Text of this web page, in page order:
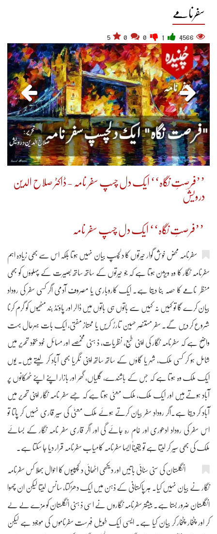
سفرنامے
4566
5
’’فرصتِ نگاہ‘‘ ایک دل چسپ سفر نامہ - ڈاکٹر صلاح الدین
درویشؔ
’’فرصتِ نگاہ‘‘ ایک دل چسپ سفر نامہ
سفرنامہ محض خوش گوار حیرتوں کا دلچسپ بیان نہیں ہوتا بلکہ اس سے بھی زیادہ اہم
سفرنامہ نگار کا وہ ویژن ہوتا ہے کہ جو حیرتوں کے ساتھ ساتھ بصیرت کے پہلوؤں کو بھی
منظر نامے کا حصہ بنا دیتا ہے۔ ایک کاروباری یا مصروف آدمی اگر کسی سفر کی روداد
بیان کرے گا تو کہیں نہ کہیں سے باتوں ہی باتوں میں ڈالر اور پاؤنڈ بند مٹھیوں کو گرم کرنا
شروع کر دیں گے۔ سفر مستنصر حسین تارڑ کریں یا ممتاز مفتی، ایک بات بہرحال بہت
واضح ہے کہ سفرنامہ نگار کی اپنی طبع، نظریات، ذ ہنی مخمصے اور مسائل خود بخود تحریر میں
شامل ہو کر کسی ملک، شہر یا گاؤں کے ساتھ ساتھ اپنی نگریا بھی آباد کر لیتے ہیں۔ یوں
ایک ملک وہ ہوتا ہے کہ جس کے باشندے، گلیاں، گھر اور بازار اپنے اپنے ٹھکانوں پر
آباد ہوتے ہیں اور ایک ملک، ملک معنیٰ ہوتا ہے کہ جسے سفر نامہ نگار اپنی تحریر میں
آباد کر دیتا ہے۔اگر رودادِ سفر بیان کرتے ہوئے ملک معنیٰ کی سیر قاری نہیں کر پاتا تو
اس سفر کی روداد ادھوری اور خام رہ جائے گی اور اگر قاری سفر نامہ نگار کے بسائے
ملک کی بھی سیر کر لیتا ہے تو یقیناً ایسا سفرنامہ کامیاب سفرنامہ قرار دیا جا سکتا ہے۔
انگلستان کی سنی سنائی باتیں اور دیکھی اٹھائی دلچسپیوں کا احوال بھلا کس سفرنامہ
نگار نے بیان نہیں کیا۔ ہر پاکستانی کے ذہن میں ایک دھڑکتا، سانس لیتا لیکن ان چھوا
انگلستان ضرور بستا ہے۔ بیشتر سفرنامہ نگاروں نے اسی ذ ہنی انگلستان کو مزے لے لے
کر اور چٹخار چٹخار کر بیان کیا ہے۔ ایسی ایک طویل فہرست سفرناموں کی موجود ہے لیکن